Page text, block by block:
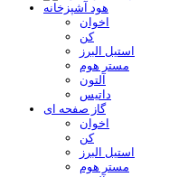
هود آشپزخانه
اخوان
کن
استیل البرز
مستر هوم
آلتون
داتیس
گاز صفحه ای
اخوان
کن
استیل البرز
مستر هوم